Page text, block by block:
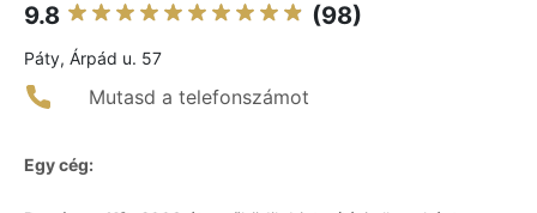
9.8 (98)
Páty, Árpád u. 57
Mutasd a telefonszámot
Egy cég: